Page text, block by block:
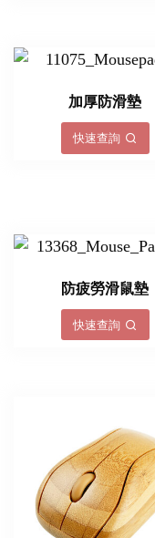
加厚防滑墊
快速查詢
防疲勞滑鼠墊
快速查詢